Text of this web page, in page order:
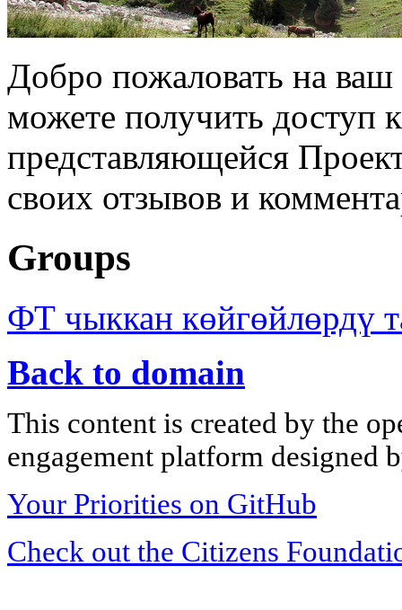
Добро пожаловать на
можете получить доступ
представляющейся
своих отзывов и
Groups
ФТ чыккан көйгөйлөрдү
Back to domain
This content is created by the
engagement platform designed
Your Priorities on GitHub
Check out the Citizens